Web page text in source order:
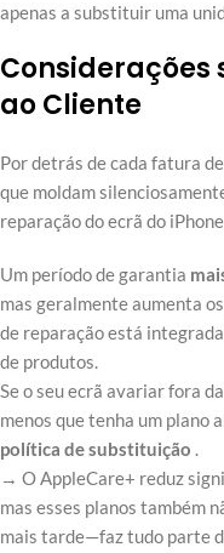
apenas a substituir uma
Considerações
ao Cliente
Por detrás de cada fatura
que moldam
reparação do ecrã do
Um período de garantia
mas geralmente aumenta
de reparação está
de produtos.
Se o seu ecrã avariar fora
menos que tenha um plano
política de substituição .
→ O AppleCare+ reduz
mas esses planos também
mais tarde—faz tudo parte